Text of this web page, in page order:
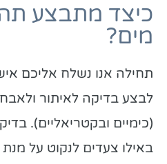
כיצד מתבצע
מים?
תחילה אנו נשלח אליכם
לבצע בדיקה לאיתור
(כימיים ובקטריאליים).
באילו צעדים לנקוט על